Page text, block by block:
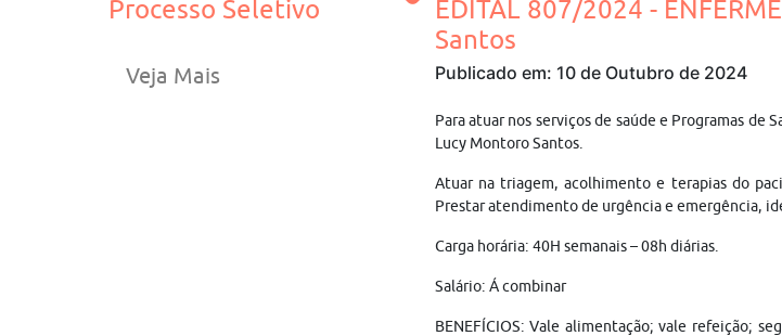
Processo Seletivo
Veja Mais
EDITAL 807/2024 -
Santos
Publicado em: 10 de Outubro de 2024
Para atuar nos serviços de saúde e Programas
Lucy Montoro Santos.
Atuar na triagem, acolhimento e terapias do
Prestar atendimento de urgência e emergência,
Carga horária: 40H semanais – 08h diárias.
Salário: Á combinar
BENEFÍCIOS: Vale alimentação; vale refeição;